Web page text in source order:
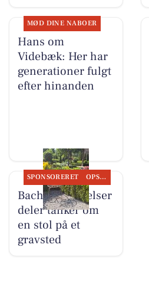
MØD DINE NABOER
Hans om
Videbæk: Her har
generationer fulgt
efter hinanden
SPONSORERET OPSLAGSTAVLEN
Bachs Begravelser
deler tanker om
en stol på et
gravsted